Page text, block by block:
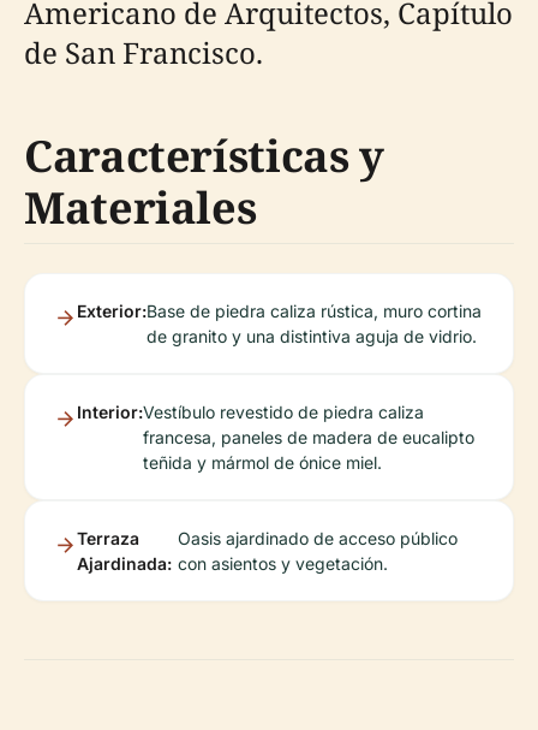
Americano de Arquitectos, Capítulo
de San Francisco.
Características y
Materiales
Exterior:Base de piedra caliza rústica, muro cortina
de granito y una distintiva aguja de vidrio.
Interior:Vestíbulo revestido de piedra caliza
francesa, paneles de madera de eucalipto
teñida y mármol de ónice miel.
Terraza
Ajardinada:
Oasis ajardinado de acceso público
con asientos y vegetación.